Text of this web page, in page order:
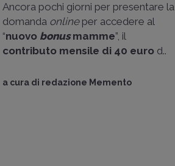
Ancora pochi giorni per presentare la
domanda online per accedere al
“nuovo bonusmamme”, il
contributo mensile di 40 euro d..
a cura di redazione Memento